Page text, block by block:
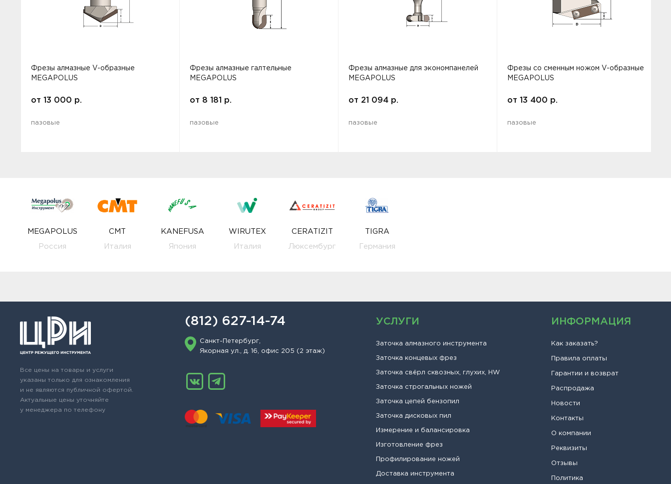
Фрезы алмазные V-образные
MEGAPOLUS
от 13 000 р.
пазовые
Фрезы алмазные галтельные
MEGAPOLUS
от 8 181 р.
пазовые
Фрезы алмазные для экономпанелей
MEGAPOLUS
от 21 094 р.
пазовые
Фрезы со сменным ножом V-образные
MEGAPOLUS
от 13 400 р.
пазовые
MEGAPOLUS
Россия
CMT
Италия
KANEFUSA
Япония
WIRUTEX
Италия
CERATIZIT
Люксембург
TIGRA
Германия
Все цены на товары и услуги
указаны только для ознакомления
и не являются публичной офертой.
Актуальные цены уточняйте
у менеджера по телефону
(812) 627-14-74
Санкт-Петербург,
Якорная ул., д. 16, офис 205 (2 этаж)
УСЛУГИ
Заточка алмазного инструмента
Заточка концевых фрез
Заточка свёрл сквозных, глухих, HW
Заточка строгальных ножей
Заточка цепей бензопил
Заточка дисковых пил
Измерение и балансировка
Изготовление фрез
Профилирование ножей
Доставка инструмента
ИНФОРМАЦИЯ
Как заказать?
Правила оплаты
Гарантии и возврат
Распродажа
Новости
Контакты
О компании
Реквизиты
Отзывы
Политика